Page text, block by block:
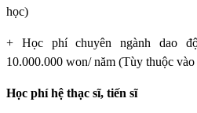
học)
+ Học phí chuyên ngành dao
10.000.000 won/ năm (Tùy thuộc
Học phí hệ thạc sĩ, tiến sĩ